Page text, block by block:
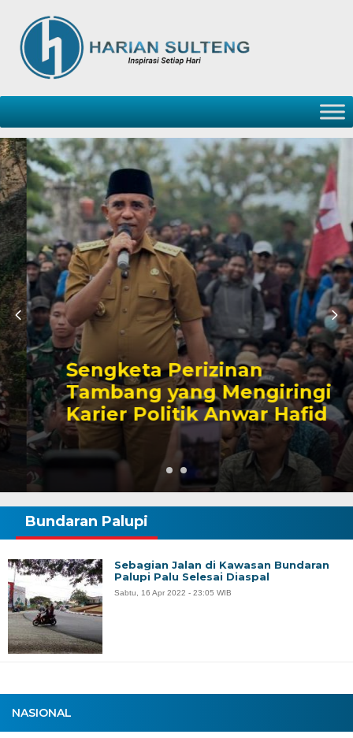
Sengketa Perizinan
Tambang yang Mengiringi
Karier Politik Anwar Hafid
NASIONAL
Bundaran Palupi
Sebagian Jalan di Kawasan Bundaran
Palupi Palu Selesai Diaspal
Sabtu, 16 Apr 2022 - 23:05 WIB